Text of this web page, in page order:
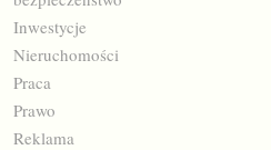
Inwestycje
Nieruchomości
Praca
Prawo
Reklama